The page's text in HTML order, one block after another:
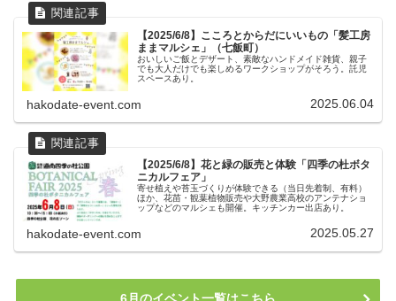
【2025/6/8】こころとからだにいいもの「髪工房
ままマルシェ」（七飯町）
おいしいご飯とデザート、素敵なハンドメイド雑貨、親子
でも大人だけでも楽しめるワークショップがそろう。託児
スペースあり。
hakodate-event.com 2025.06.04
【2025/6/8】花と緑の販売と体験「四季の杜ボタ
ニカルフェア」
寄せ植えや苔玉づくりが体験できる（当日先着制、有料）
ほか、花苗・観葉植物販売や大野農業高校のアンテナショ
ップなどのマルシェも開催。キッチンカー出店あり。
hakodate-event.com 2025.05.27